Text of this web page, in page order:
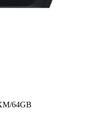
64GB